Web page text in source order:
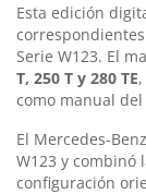
Esta edición
Serie W123. El
T, 250 T y 280 TE
como manual del
El Mercedes-
W123 y combinó
configuración